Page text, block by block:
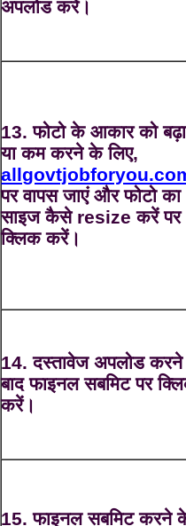
अपलोड करें।
13. फोटो के आकार को
या कम करने के लिए,
पर वापस जाएं और फोटो का
साइज कैसे resize करें पर
क्लिक करें।
14. दस्तावेज अपलोड
बाद फाइनल सबमिट पर
करें।
15. फाइनल सबमिट करने